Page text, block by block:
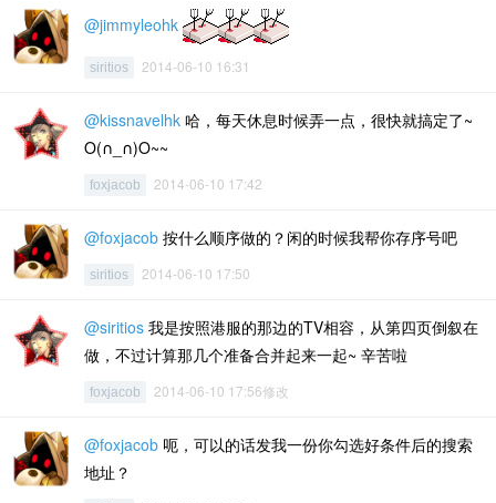
@jimmyleohk
siritios 2014-06-10 16:31
@kissnavelhk 哈，每天休息时候弄一点，很快就搞定了~
O(∩_∩)O~~
foxjacob 2014-06-10 17:42
@foxjacob 按什么顺序做的？闲的时候我帮你存序号吧
siritios 2014-06-10 17:50
@siritios 我是按照港服的那边的TV相容，从第四页倒叙在
做，不过计算那几个准备合并起来一起~ 辛苦啦
foxjacob 2014-06-10 17:56修改
@foxjacob 呃，可以的话发我一份你勾选好条件后的搜索
地址？